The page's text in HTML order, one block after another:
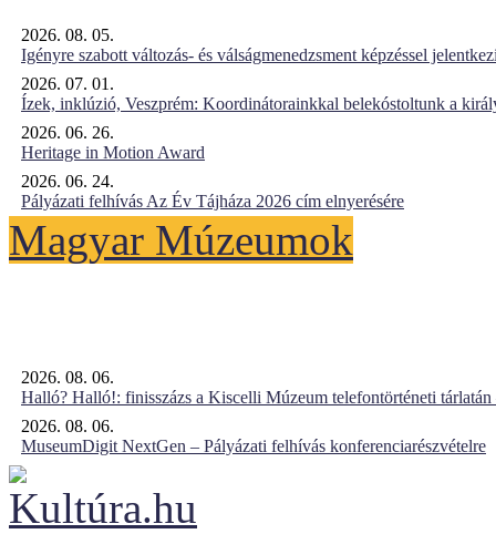
2026. 08. 05.
Igényre szabott változás- és válságmenedzsment képzéssel
2026. 07. 01.
Ízek, inklúzió, Veszprém: Koordinátorainkkal belekóstoltunk a
2026. 06. 26.
Heritage in Motion Award
2026. 06. 24.
Pályázati felhívás Az Év Tájháza 2026 cím elnyerésére
Magyar Múzeumok
2026. 08. 06.
Halló? Halló!: finisszázs a Kiscelli Múzeum telefontörténeti tárlatán
2026. 08. 06.
MuseumDigit NextGen – Pályázati felhívás konferenciarészvételre